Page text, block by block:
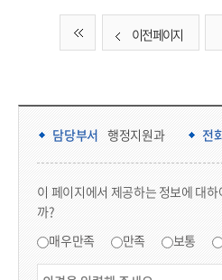
이전 페이지
담당부서 정보 & 컨텐츠 만족도 조사 & 공공저작물 자유이용 허락 표시
담당부서 행정지원과 전
이 페이지에서 제공하는 정보에 대
까?
매우만족 만족 보통